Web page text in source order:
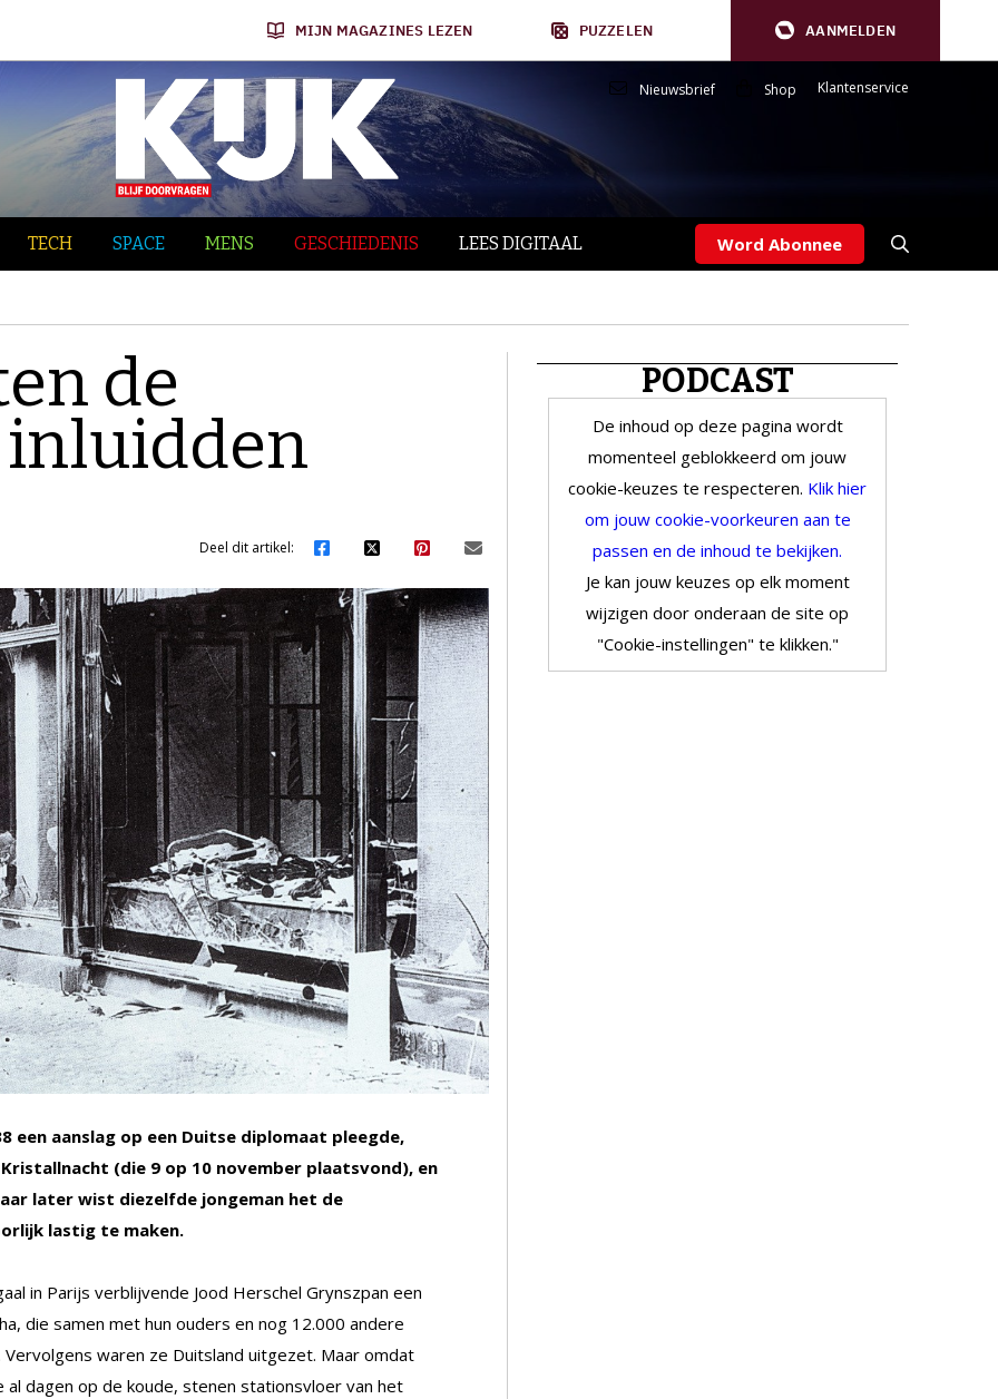
MIJN MAGAZINES LEZEN PUZZELEN AANMELDEN
Nieuwsbrief Shop Klantenservice
TECH SPACE MENS GESCHIEDENIS LEES DIGITAAL Word Abonnee
de
Deel dit artikel:
een aanslag op een Duitse diplomaat pleegde,
(die 9 op 10 november plaatsvond), en
later wist diezelfde jongeman het de
lastig te maken.
in Parijs verblijvende Jood Herschel Grynszpan een
die samen met hun ouders en nog 12.000 andere
waren ze Duitsland uitgezet. Maar omdat
dagen op de koude, stenen stationsvloer van het
PODCAST
De inhoud op deze pagina wordt
momenteel geblokkeerd om jouw
cookie-keuzes te respecteren. Klik hier
om jouw cookie-voorkeuren aan te
passen en de inhoud te bekijken.
Je kan jouw keuzes op elk moment
wijzigen door onderaan de site op
"Cookie-instellingen" te klikken."